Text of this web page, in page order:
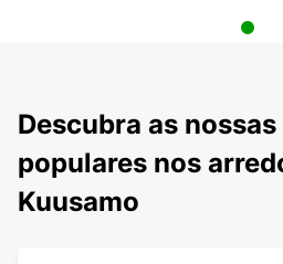
Descubra as
populares nos
Kuusamo